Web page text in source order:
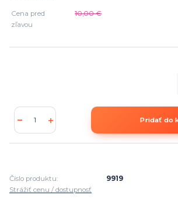
Cena pred
zľavou
10,00 €
Pridať do
Číslo produktu:
9919
Strážiť cenu / dostupnosť